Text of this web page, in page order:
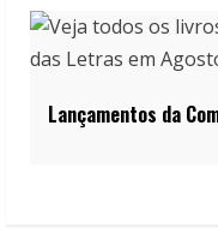
Lançamentos da